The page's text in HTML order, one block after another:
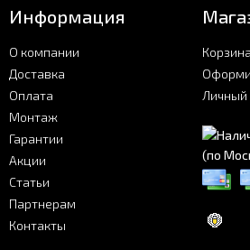
Информация
О компании
Доставка
Оплата
Монтаж
Гарантии
Акции
Статьи
Партнерам
Контакты
Корзина
Личный